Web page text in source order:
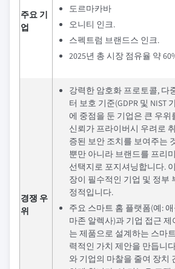
주요 기
업
도르마카바
오니티 인크.
스펙트럼 브랜드스 인크.
2025년 총 시장 점유율 약
경쟁 우
위
강력한 암호화 프로토콜, 다
터 보호 기준(GDPR 및 NIST
에 중점을 둔 기업은 큰 우위
신뢰가 프라이버시 우려로
증된 보안 조치를 보여주는
뿐만 아니라 브랜드를 프리
선택지로 포지셔닝합니다.
장이 필수적인 기업 및 정부
정적입니다.
주요 스마트 홈 플랫폼(예:
마존 알렉사)과 기업 접근
는 제품으로 설계하는 스마
력적인 가치 제안을 만듭니
와 기업의 마찰을 줄여 장치